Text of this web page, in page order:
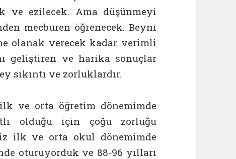
ve ezilecek. Ama düşünmeyi
mecburen öğrenecek. Beyni
olanak verecek kadar verimli
geliştiren ve harika sonuçlar
sıkıntı ve zorluklardır.
ve orta öğretim dönemimde
olduğu için çoğu zorluğu
ilk ve orta okul dönemimde
oturuyorduk ve 88-96 yılları